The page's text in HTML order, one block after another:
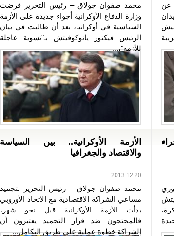
عن
محمد صفوان جولاق – رئيس التحرير فرضت
وزارة الدفاع الأوكرانية أجواء جديدة على الأزمة
السياسية في أوكرانيا، بعد أن طالبت في بيان
الرئيس فيكتور يانوكوفيتش بـ"تسوية عاجلة
للأزمة"،...
الأزمة الأوكرانية.. بين السياسة
والاقتصاد والجغرافيا
2013.12.20
محمد صفوان جولاق – رئيس التحرير بتجميد
مساعي الشراكة الاقتصادية مع الاتحاد الأوروبي
بدأت الأزمة الأوكرانية قبل نحو شهر،
فالمحتجون ضد قرار التجميد يعتبرون أن
الشراكة خطوة عملية على طريق التكامل...